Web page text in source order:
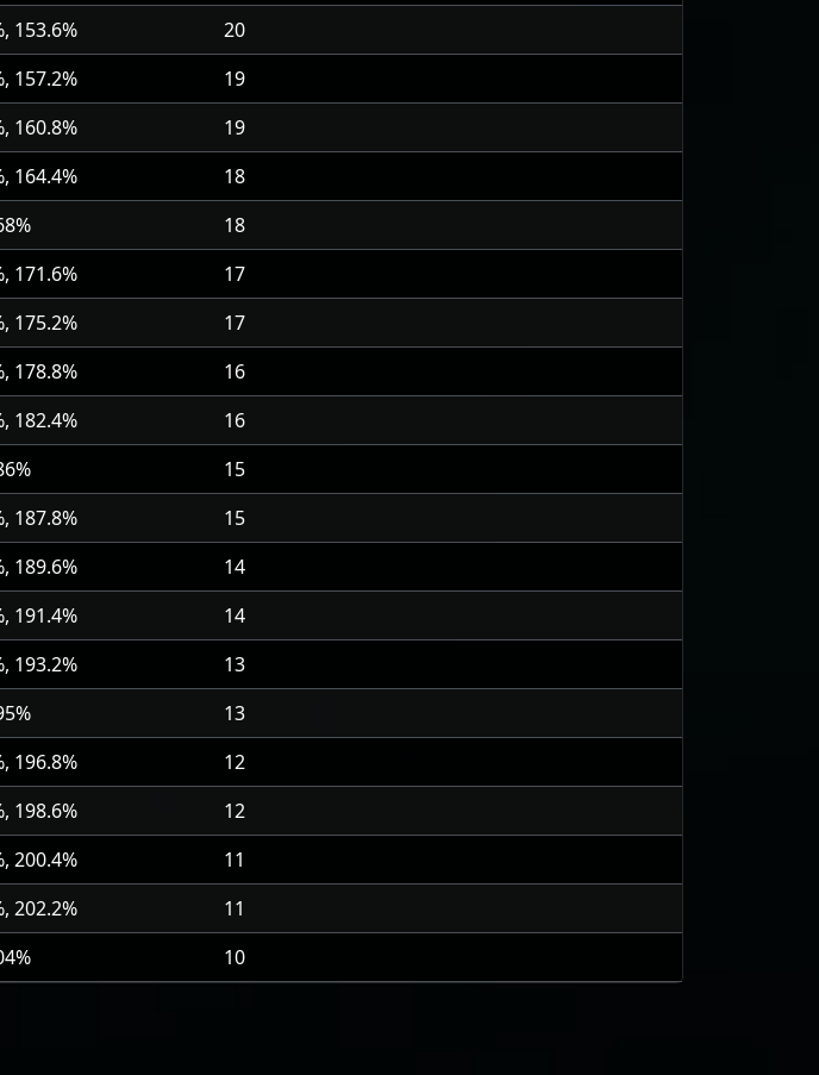
153.6%
20
157.2%
19
160.8%
19
164.4%
18
18
171.6%
17
175.2%
17
178.8%
16
182.4%
16
15
187.8%
15
189.6%
14
191.4%
14
193.2%
13
13
196.8%
12
198.6%
12
200.4%
11
202.2%
11
10